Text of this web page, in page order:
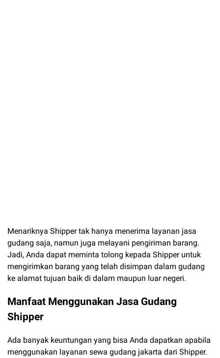
Menariknya Shipper tak hanya menerima layanan jasa
gudang saja, namun juga melayani pengiriman barang.
Jadi, Anda dapat meminta tolong kepada Shipper untuk
mengirimkan barang yang telah disimpan dalam gudang
ke alamat tujuan baik di dalam maupun luar negeri.
Manfaat Menggunakan Jasa Gudang
Shipper
Ada banyak keuntungan yang bisa Anda dapatkan apabila
menggunakan layanan sewa gudang jakarta dari Shipper.